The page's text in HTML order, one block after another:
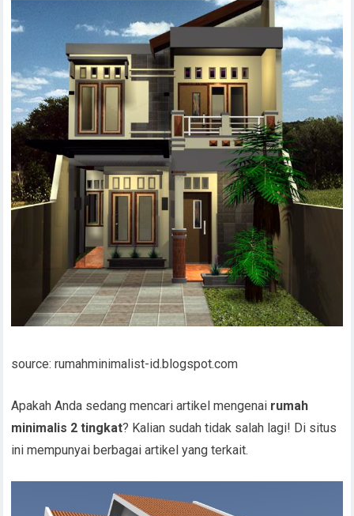
source: rumahminimalist-id.blogspot.com
Apakah Anda sedang mencari artikel mengenai rumah
minimalis 2 tingkat? Kalian sudah tidak salah lagi! Di situs
ini mempunyai berbagai artikel yang terkait.